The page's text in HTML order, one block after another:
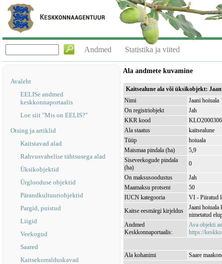
Andmed Statistika ja viited
Avaleht
EELISe andmed
keskkonnaportaalis
Loe siit "Mis on EELIS?"
Otsing ja artiklid
Kaitstavad alad
Rahvusvahelise tähtsusega alad
Üksikobjektid
Ürglooduse objektid
Pärandkultuuriobjektid
Pargid, puistud
Liigid
Veekogud
Saared
Kaitsekorralduskavad
Ala andmete kuvamine
Kaitsealune ala või üksikobjekt:
Nimi
Jaani hoiuala
On registriobjekt
Jah
KKR kood
KLO2000306
Ala staatus
kaitsealune
Tüüp
hoiuala
Maismaa pindala (ha)
5,9
Siseveekogude pindala
(ha)
0
On maksusoodustus
Jah
Maamaksu protsent
50
IUCN kategooria
VI - Piiratud
Kaitse eesmärgi kirjeldus
Jaani
nimetatud
Andmed
Keskkonnaportaalis:
Ava objekti
https://
Ala kohanimi Saare